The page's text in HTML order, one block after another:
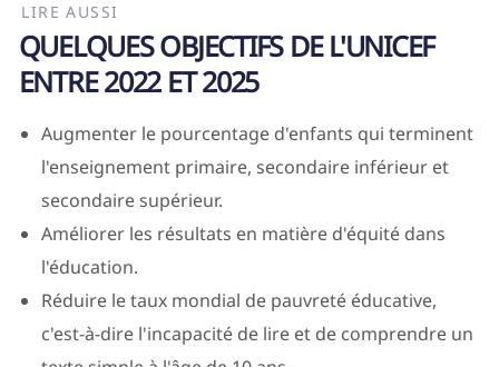
LIRE AUSSI
QUELQUES OBJECTIFS DE L'UNICEF
ENTRE 2022 ET 2025
Augmenter le pourcentage d'enfants qui terminent
l'enseignement primaire, secondaire inférieur et
secondaire supérieur.
Améliorer les résultats en matière d'équité dans
l'éducation.
Réduire le taux mondial de pauvreté éducative,
c'est-à-dire l'incapacité de lire et de comprendre un